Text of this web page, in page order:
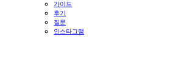
가이드
후기
질문
인스타그램